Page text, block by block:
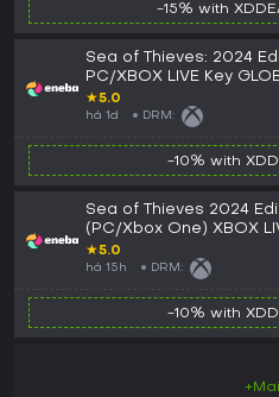
-15% with
Sea of Thieves: 2024
PC/XBOX LIVE Key
★5.0
há 1d DRM:
-10% with
Sea of Thieves 2024
(PC/Xbox One) XBOX
GLOBAL
★5.0
há 15h DRM:
-10% with